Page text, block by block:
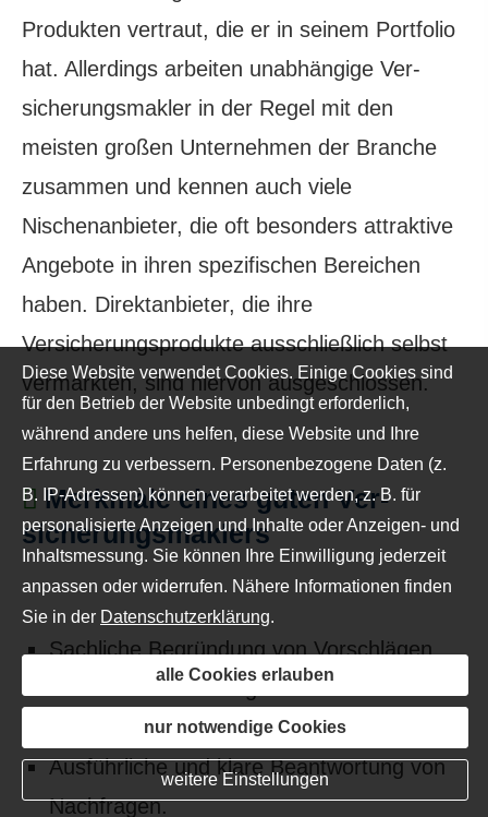
Produkten vertraut, die er in seinem Portfolio
hat. Allerdings arbeiten unabhängige Ver­
sicherungs­makler in der Regel mit den
meisten großen Unternehmen der Branche
zusammen und kennen auch viele
Nischenanbieter, die oft besonders attraktive
Angebote in ihren spezifischen Bereichen
haben. Direktanbieter, die ihre
Versicherungsprodukte ausschließlich selbst
vermarkten, sind hiervon ausgeschlossen.
Merkmale eines guten Ver­
sicherungs­maklers
Sachliche Begründung von Vorschlägen
und klare Erläuterung von Vor- und
Nachteilen.
Ausführliche und klare Beantwortung von
Nachfragen.
Diese Website verwendet Cookies. Einige Cookies sind
für den Betrieb der Website unbedingt erforderlich,
während andere uns helfen, diese Website und Ihre
Erfahrung zu verbessern. Personenbezogene Daten (z.
B. IP-Adressen) können verarbeitet werden, z. B. für
personalisierte Anzeigen und Inhalte oder Anzeigen- und
Inhaltsmessung. Sie können Ihre Einwilligung jederzeit
anpassen oder widerrufen. Nähere Informationen finden
Sie in der Datenschutzerklärung.
alle Cookies erlauben
nur notwendige Cookies
weitere Einstellungen